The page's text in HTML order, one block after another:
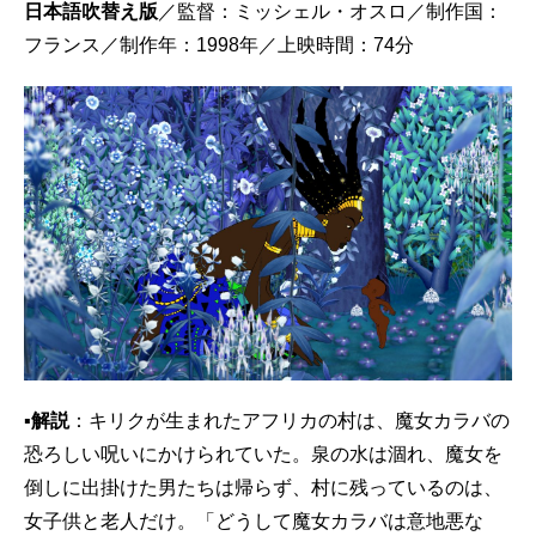
日本語吹替え版 ／監督：ミッシェル・オスロ／制作国：
フランス／制作年：1998年／上映時間：74分
▪解説：キリクが生まれたアフリカの村は、魔女カラバの
恐ろしい呪いにかけられていた。泉の水は涸れ、魔女を
倒しに出掛けた男たちは帰らず、村に残っているのは、
女子供と老人だけ。「どうして魔女カラバは意地悪な